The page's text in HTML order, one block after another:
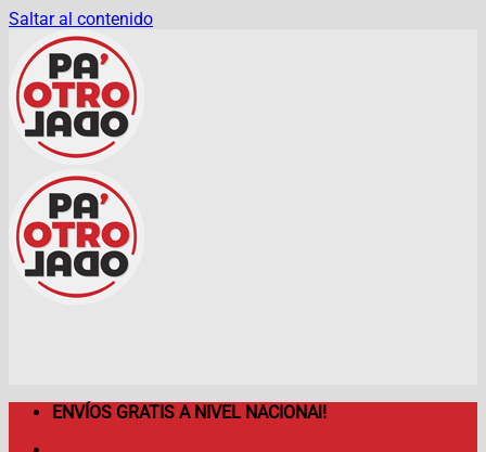
Saltar al contenido
ENVÍOS GRATIS A NIVEL NACIONAl!